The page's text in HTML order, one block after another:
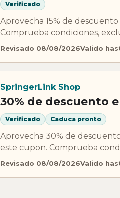
Verificado
Aprovecha 15% de
Comprueba condiciones,
Revisado 08/08/2026Valido
SpringerLink Shop
30% de descuento
Verificado Caduca pronto
Aprovecha 30% de
este cupon. Comprueba
Revisado 08/08/2026Valido